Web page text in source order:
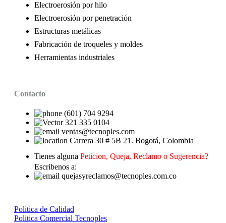
Electroerosión por hilo
Electroerosión por penetración
Estructuras metálicas
Fabricación de troqueles y moldes
Herramientas industriales
Contacto
(601) 704 9294
321 335 0104
ventas@tecnoples.com
Carrera 30 # 5B 21. Bogotá, Colombia
Tienes alguna Peticion, Queja, Reclamo o Sugerencia?
Escribenos a:
quejasyreclamos@tecnoples.com.co
Politica de Calidad
Politica Comercial Tecnoples